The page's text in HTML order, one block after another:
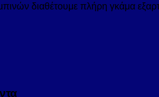
διαθέτουμε πλήρη γκάμα